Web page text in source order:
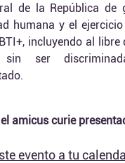
de la República de
humana y el
incluyendo al libre
sin ser
amicus curie
evento a tu